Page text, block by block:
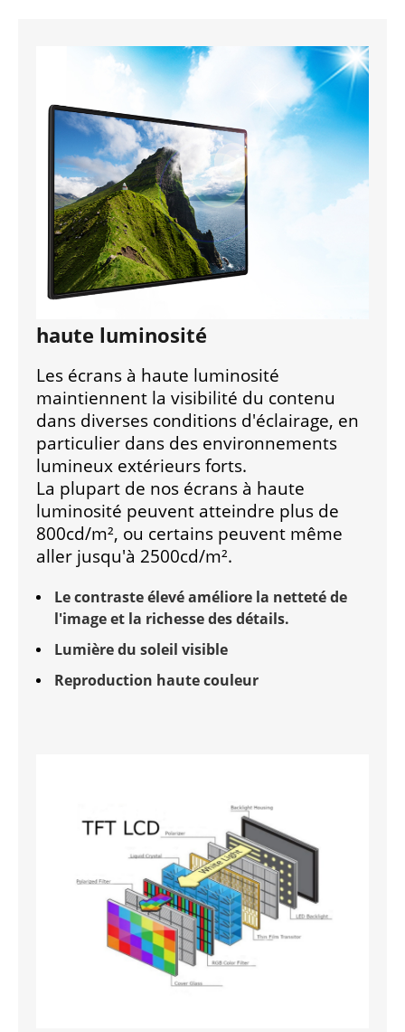
haute luminosité
Les écrans à haute luminosité
maintiennent la visibilité du contenu
dans diverses conditions d'éclairage, en
particulier dans des environnements
lumineux extérieurs forts.
La plupart de nos écrans à haute
luminosité peuvent atteindre plus de
800cd/m², ou certains peuvent même
aller jusqu'à 2500cd/m².
Le contraste élevé améliore la netteté de
l'image et la richesse des détails.
Lumière du soleil visible
Reproduction haute couleur